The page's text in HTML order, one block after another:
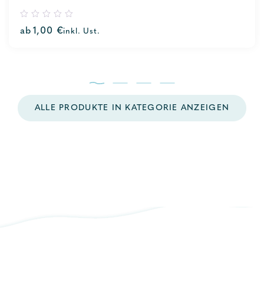
out
ab 1,00 €inkl. Ust.
ALLE PRODUKTE IN KATEGORIE ANZEIGEN